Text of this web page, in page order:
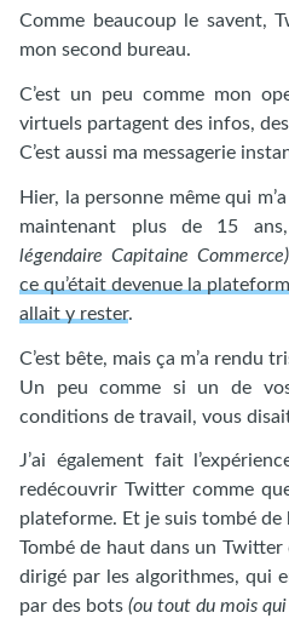
Comme beaucoup le savent,
mon second bureau.
C’est un peu comme mon
virtuels partagent des infos,
C’est aussi ma messagerie
Hier, la personne même qui
maintenant plus de 15
légendaire Capitaine Commerce)
ce qu’était devenue la
allait y rester.
C’est bête, mais ça m’a rendu
Un peu comme si un de
conditions de travail, vous
J’ai également fait
redécouvrir Twitter comme
plateforme. Et je suis tombé de
Tombé de haut dans un Twitter
dirigé par les algorithmes, qui
par des bots(ou tout du mois qui